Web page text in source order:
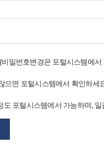
밀번호변경은 포털시스템에서
으면 포털시스템에서 확인하세
도 포털시스템에서 가능하며, 일